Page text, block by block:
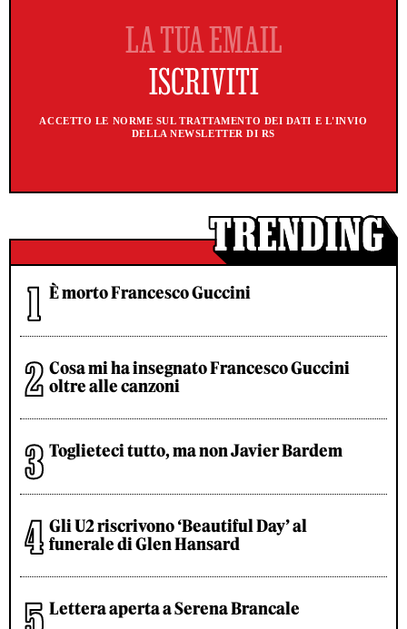
ACCETTO LE NORME SUL TRATTAMENTO DEI DATI E L'INVIO
DELLA NEWSLETTER DI RS
È morto Francesco Guccini
Cosa mi ha insegnato Francesco Guccini
oltre alle canzoni
Toglieteci tutto, ma non Javier Bardem
Gli U2 riscrivono ‘Beautiful Day’ al
funerale di Glen Hansard
Lettera aperta a Serena Brancale